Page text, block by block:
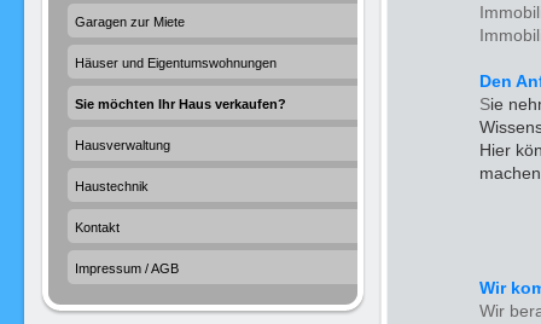
Den
Sie
Hier
Wir
Wir
Garagen zur Miete
Häuser und Eigentumswohnungen
Sie möchten Ihr Haus verkaufen?
Hausverwaltung
Haustechnik
Kontakt
Impressum / AGB